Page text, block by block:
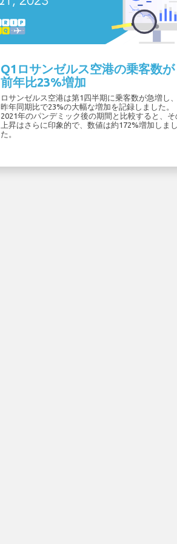
Q1ロサンゼルス空港の乗客数が
前年比23%増加
ロサンゼルス空港は第1四半期に乗客数が急増し、
昨年同期比で23%の大幅な増加を記録しました。
2021年のパンデミック後の期間と比較すると、そ
上昇はさらに印象的で、数値は約172%増加しまし
た。